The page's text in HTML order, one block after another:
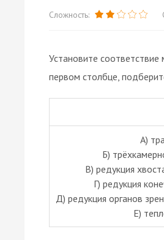
Сложность:
Установите
первом столбце,
А)
Б)
В) редукция
Г) редукция
Д) редукция органов
Е)